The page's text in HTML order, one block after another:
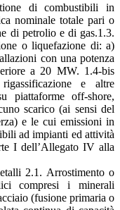
di combustibili in
nominale totale pari o
di petrolio e di gas.1.3.
o liquefazione di: a)
con una potenza
a 20 MW. 1.4-bis
e altre
piattaforme off-shore,
scarico (ai sensi del
e le cui emissioni in
ad impianti ed attività
I dell’Allegato IV alla
2.1. Arrostimento o
compresi i minerali
(fusione primaria o